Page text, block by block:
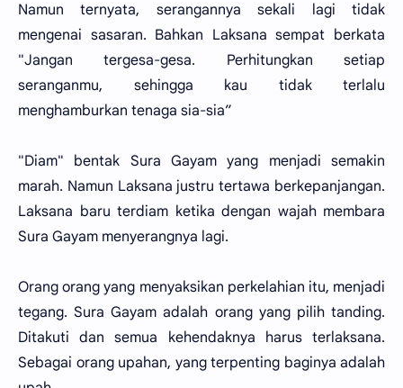
Namun ternyata, serangannya sekali lagi tidak
mengenai sasaran. Bahkan Laksana sempat berkata
"Jangan tergesa-gesa. Perhitungkan setiap
seranganmu, sehingga kau tidak terlalu
menghamburkan tenaga sia-sia”
"Diam" bentak Sura Gayam yang menjadi semakin
marah. Namun Laksana justru tertawa berkepanjangan.
Laksana baru terdiam ketika dengan wajah membara
Sura Gayam menyerangnya lagi.
Orang orang yang menyaksikan perkelahian itu, menjadi
tegang. Sura Gayam adalah orang yang pilih tanding.
Ditakuti dan semua kehendaknya harus terlaksana.
Sebagai orang upahan, yang terpenting baginya adalah